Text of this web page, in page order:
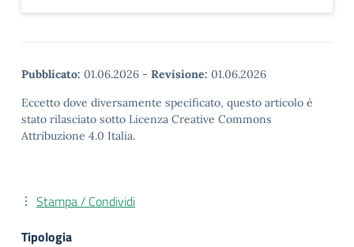
Pubblicato: 01.06.2026 - Revisione: 01.06.2026
Eccetto dove diversamente specificato, questo articolo è
stato rilasciato sotto Licenza Creative Commons
Attribuzione 4.0 Italia.
Stampa / Condividi
Tipologia